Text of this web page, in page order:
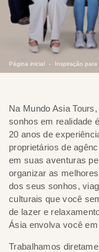
Página inicial Inspiração para
Na Mundo Asia
sonhos em realidade
20 anos de
proprietários de
em suas aventuras
organizar as
dos seus sonhos,
culturais que você
de lazer e
Ásia envolva você
Trabalhamos